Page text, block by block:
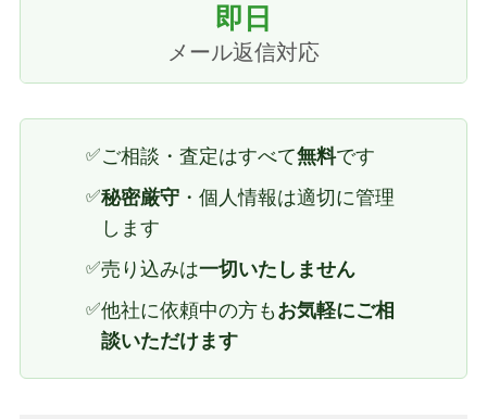
即日
メール返信対応
✅ご相談・査定はすべて無料です
✅秘密厳守・個人情報は適切に管理
します
✅売り込みは一切いたしません
✅他社に依頼中の方も お気軽にご相
談いただけます